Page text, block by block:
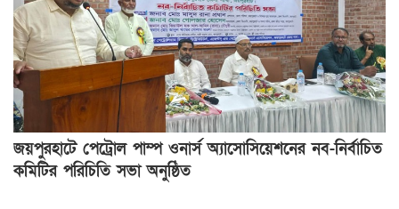
জয়পুরহাটে পেট্রোল পাম্প ওনার্স অ্যাসোসিয়েশনের নব-নির্বাচিত
কমিটির পরিচিতি সভা অনুষ্ঠিত